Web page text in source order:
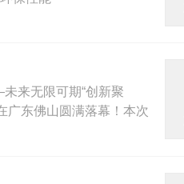
来无限可期“创新聚
广东佛山圆满落幕！本次